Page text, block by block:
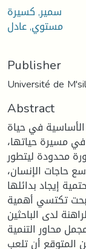
سمير, كسيرة
مستوي, عادل
Publisher
Université de
Abstract
الأساسية في حياة
في مسيرة حياتها،
محدودة ليتطور
حاجات الإنسان،
إيجاد بدائلها
تكتسي أهمية
لدى الباحثين
محاور التنمية
المتوقع أن تلعب